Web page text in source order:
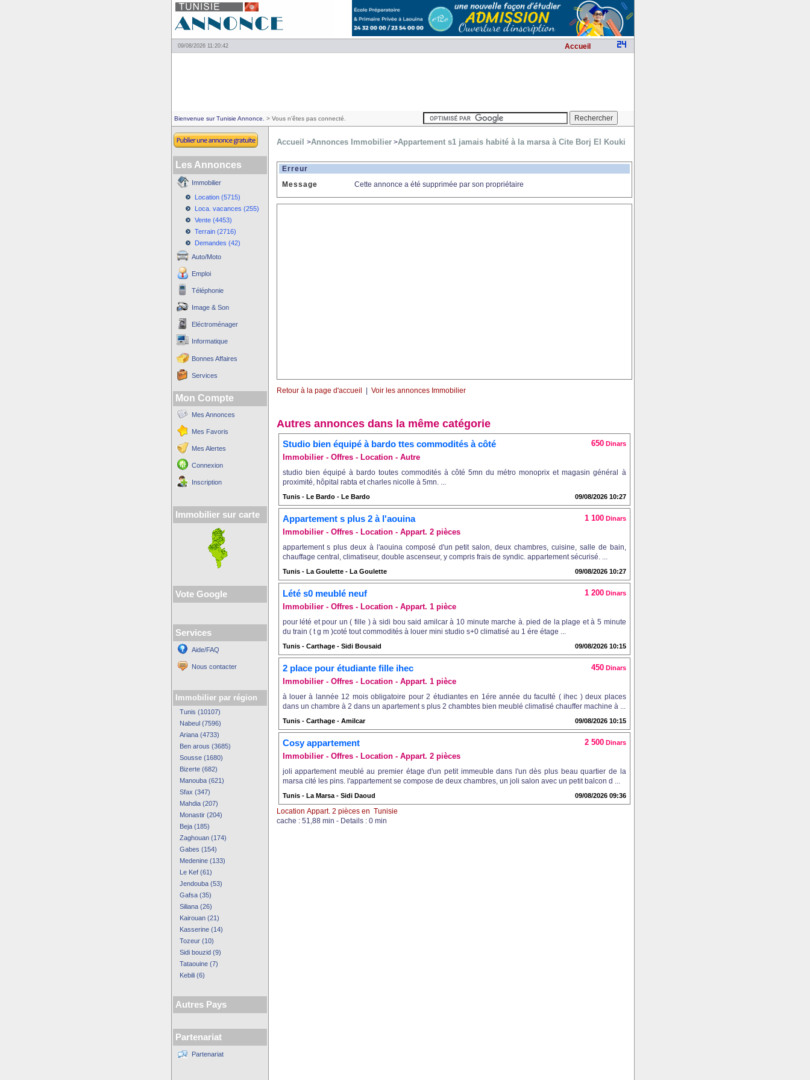
09/08/2026 11:20:42 Accueil
Bienvenue sur Tunisie Annonce. > Vous n'êtes pas connecté.
Les Annonces
Immobilier
Location (5715)
Loca. vacances (255)
Vente (4453)
Terrain (2716)
Demandes (42)
Auto/Moto
Emploi
Téléphonie
Image & Son
Eléctroménager
Informatique
Bonnes Affaires
Services
Mon Compte
Mes Annonces
Mes Favoris
Mes Alertes
Connexion
Inscription
Immobilier sur carte
Vote Google
Services
Aide/FAQ
Nous contacter
Immobilier par région
Tunis (10107)
Nabeul (7596)
Ariana (4733)
Ben arous (3685)
Sousse (1680)
Bizerte (682)
Manouba (621)
Sfax (347)
Mahdia (207)
Monastir (204)
Beja (185)
Zaghouan (174)
Gabes (154)
Medenine (133)
Le Kef (61)
Jendouba (53)
Gafsa (35)
Siliana (26)
Kairouan (21)
Kasserine (14)
Tozeur (10)
Sidi bouzid (9)
Tataouine (7)
Kebili (6)
Autres Pays
Partenariat
Partenariat
Accueil >Annonces Immobilier>Appartement s1 jamais habité à la marsa à Cite Borj El Kouki
Erreur
Message
Cette annonce a été supprimée par son propriétaire
Retour à la page d'accueil Voir les annonces Immobilier
Autres annonces dans la même catégorie
Studio bien équipé à bardo ttes commodités à côté 650 Dinars
Immobilier - Offres - Location - Autre
studio bien équipé à bardo toutes commodités à côté 5mn du métro monoprix et magasin général à
proximité, hôpital rabta et charles nicolle à 5mn. ...
Tunis - Le Bardo - Le Bardo 09/08/2026 10:27
Appartement s plus 2 à l'aouina 1 100 Dinars
Immobilier - Offres - Location - Appart. 2 pièces
appartement s plus deux à l'aouina composé d'un petit salon, deux chambres, cuisine, salle de bain,
chauffage central, climatiseur, double ascenseur, y compris frais de syndic. appartement sécurisé. ...
Tunis - La Goulette - La Goulette 09/08/2026 10:27
Lété s0 meublé neuf 1 200 Dinars
Immobilier - Offres - Location - Appart. 1 pièce
pour lété et pour un ( fille ) à sidi bou said amilcar à 10 minute marche à. pied de la plage et à 5 minute
du train ( t g m )coté tout commodités à louer mini studio s+0 climatisé au 1 ére étage ...
Tunis - Carthage - Sidi Bousaid 09/08/2026 10:15
2 place pour étudiante fille ihec 450 Dinars
Immobilier - Offres - Location - Appart. 1 pièce
à louer à lannée 12 mois obligatoire pour 2 étudiantes en 1ére année du faculté ( ihec ) deux places
dans un chambre à 2 dans un apartement s plus 2 chambtes bien meublé climatisé chauffer machine à ...
Tunis - Carthage - Amilcar 09/08/2026 10:15
Cosy appartement 2 500 Dinars
Immobilier - Offres - Location - Appart. 2 pièces
joli appartement meublé au premier étage d'un petit immeuble dans l'un dès plus beau quartier de la
marsa cité les pins. l'appartement se compose de deux chambres, un joli salon avec un petit balcon d ...
Tunis - La Marsa - Sidi Daoud 09/08/2026 09:36
Location Appart. 2 pièces en Tunisie
cache : 51,88 min - Details : 0 min